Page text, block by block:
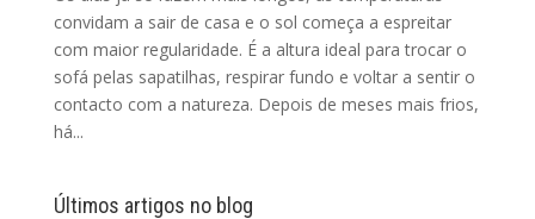
convidam a sair de casa e o sol começa a espreitar
com maior regularidade. É a altura ideal para trocar o
sofá pelas sapatilhas, respirar fundo e voltar a sentir o
contacto com a natureza. Depois de meses mais frios,
há...
Últimos artigos no blog